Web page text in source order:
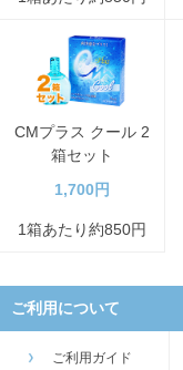
CMプラス クール 2
箱セット
1,700円
1箱あたり約850円
ご利用について
ご利用ガイド